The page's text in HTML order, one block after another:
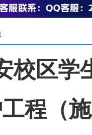
校区学
程（